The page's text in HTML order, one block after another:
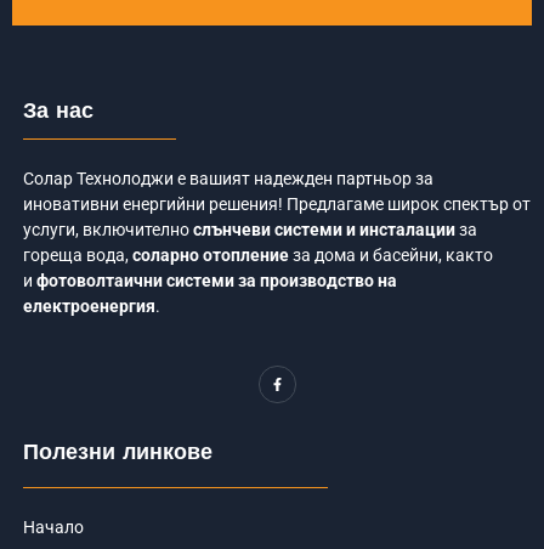
За нас
Солар Технолоджи е вашият надежден партньор за
иновативни енергийни решения! Предлагаме широк спектър от
услуги, включителнослънчеви системи и инсталацииза
гореща вода,соларно отоплениеза дома и басейни, както
и фотоволтаични системи за производство на
електроенергия.
F
a
c
f
Полезни линкове
Начало